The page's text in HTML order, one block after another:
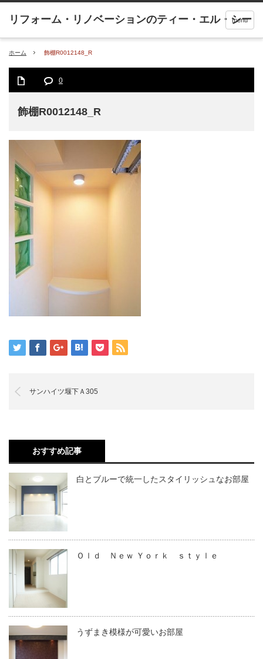
menu
ホーム 飾棚R0012148_R
0
飾棚R0012148_R
サンハイツ堰下Ａ305
おすすめ記事
白とブルーで統一したスタイリッシュなお部屋
Ｏｌｄ Ｎｅｗ Ｙｏｒｋ ｓｔｙｌｅ
うずまき模様が可愛いお部屋